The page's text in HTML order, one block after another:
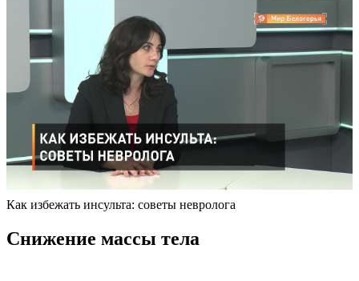
Как избежать инсульта: советы невролога
Снижение массы тела